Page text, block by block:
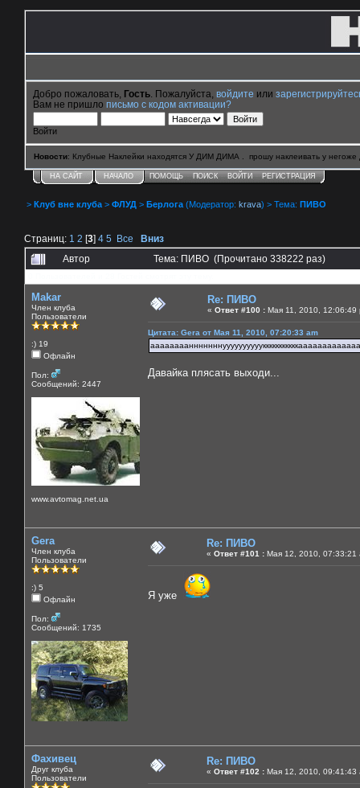
Добро пожаловать, Гость . Пожалуйста, войдите или
Вам не пришло письмо с кодом активации?
Войти
Новости: Клубные Наклейки находятся У ДИМ ДИМА . прошу наклеивать у негоже
НА САЙТ НАЧАЛО ПОМОЩЬ ПОИСК ВОЙТИ РЕГИСТРАЦИЯ
> Клуб вне клуба > ФЛУД > Берлога (Модератор: krava) > Тема: ПИВО
Страниц: 1 2 [3] 4 5 Все
Вниз
Автор
Тема: ПИВО (Прочитано 338222 раз)
Makar
Член клуба
Пользователи
:) 19
Офлайн
Пол:
Сообщений: 2447
www.avtomag.net.ua
Re: ПИВО
« Ответ #100 : Мая 11, 2010, 12:06:49
Цитата: Gera от Мая 11, 2010, 07:20:33 am
Давайка плясать выходи...
Gera
Член клуба
Пользователи
:) 5
Офлайн
Пол:
Сообщений: 1735
Re: ПИВО
« Ответ #101 : Мая 12, 2010, 07:33:21
Я уже
Фахивец
Друг клуба
Пользователи
Re: ПИВО
« Ответ #102 : Мая 12, 2010, 09:41:43